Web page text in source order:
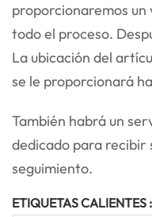
proporcionaremos
todo el proceso.
La ubicación del
se le proporcionará
También habrá un
dedicado para recibir
seguimiento.
ETIQUETAS CALIENTES :